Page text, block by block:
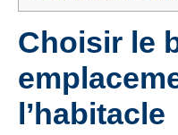
Choisir le
l’habitacle